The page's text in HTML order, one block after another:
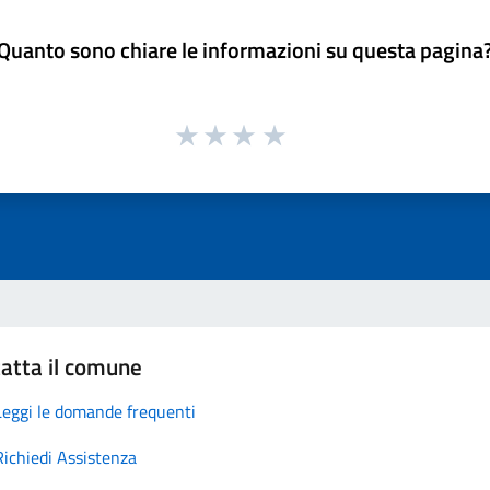
sono chiare le informazioni su questa
il comune
le domande frequenti
Assistenza